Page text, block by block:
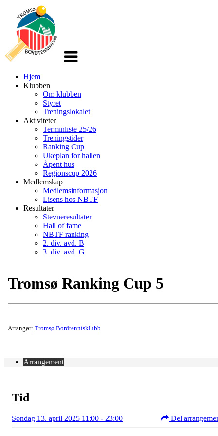
Hjem
Klubben
Om klubben
Styret
Treningslokalet
Aktiviteter
Terminliste 25/26
Treningstider
Ranking Cup
Ukeplan for hallen
Åpent hus
Regionscup 2026
Medlemskap
Medlemsinformasjon
Lisens hos NBTF
Resultater
Stevneresultater
Hall of fame
NBTF ranking
2. div. avd. B
3. div. avd. G
Tromsø Ranking Cup 5
Arrangør: Tromsø Bordtennisklubb
Arrangement
Tid
Søndag 13. april 2025 11:00 - 23:00 Del